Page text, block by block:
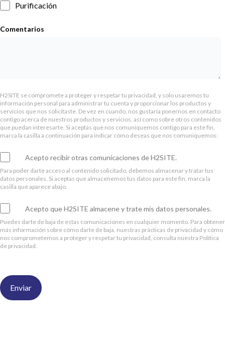
Purificación
Comentarios
H2SITE se compromete a proteger y respetar tu privacidad, y solo usaremos tu
información personal para administrar tu cuenta y proporcionar los productos y
servicios que nos solicitaste. De vez en cuando, nos gustaría ponernos en contacto
contigo acerca de nuestros productos y servicios, así como sobre otros contenidos
que puedan interesarte. Si aceptas que nos comuniquemos contigo para este fin,
marca la casilla a continuación para indicar cómo deseas que nos comuniquemos:
Acepto recibir otras comunicaciones de H2SITE.
Para poder darte acceso al contenido solicitado, debemos almacenar y tratar tus
datos personales. Si aceptas que almacenemos tus datos para este fin, marca la
casilla que aparece abajo.
Acepto que H2SITE almacene y trate mis datos personales.
Puedes darte de baja de estas comunicaciones en cualquier momento. Para obtener
más información sobre cómo darte de baja, nuestras prácticas de privacidad y cómo
nos comprometemos a proteger y respetar tu privacidad, consulta nuestra Política
de privacidad.